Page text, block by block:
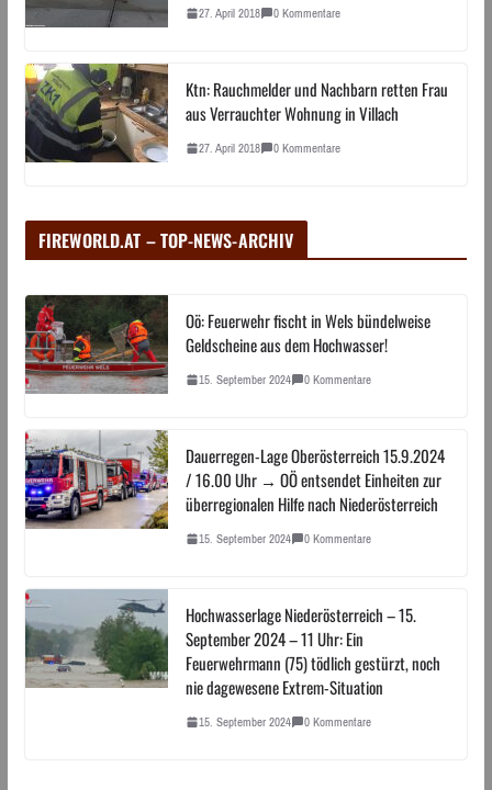
27. April 2018 0 Kommentare
Ktn: Rauchmelder und Nachbarn retten Frau
aus Verrauchter Wohnung in Villach
27. April 2018 0 Kommentare
FIREWORLD.AT – TOP-NEWS-ARCHIV
Oö: Feuerwehr fischt in Wels bündelweise
Geldscheine aus dem Hochwasser!
15. September 2024 0 Kommentare
Dauerregen-Lage Oberösterreich 15.9.2024
/ 16.00 Uhr → OÖ entsendet Einheiten zur
überregionalen Hilfe nach Niederösterreich
15. September 2024 0 Kommentare
Hochwasserlage Niederösterreich – 15.
September 2024 – 11 Uhr: Ein
Feuerwehrmann (75) tödlich gestürzt, noch
nie dagewesene Extrem-Situation
15. September 2024 0 Kommentare